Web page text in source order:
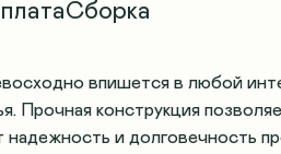
Сборка
впишется в любой
конструкция
и долговечность